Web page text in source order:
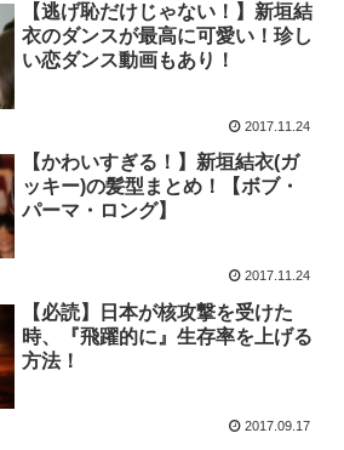
【逃げ恥だけじゃない！】新垣結
衣のダンスが最高に可愛い！珍し
い恋ダンス動画もあり！
2017.11.24
【かわいすぎる！】新垣結衣(ガ
ッキー)の髪型まとめ！【ボブ・
パーマ・ロング】
2017.11.24
【必読】日本が核攻撃を受けた
時、『飛躍的に』生存率を上げる
方法！
2017.09.17